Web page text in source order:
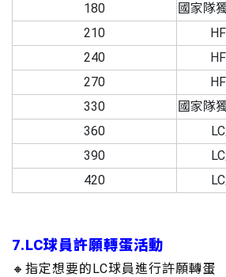
180
國家隊
210
240
270
330
國家隊
360
390
420
7.LC球員許願轉蛋活動
🔸指定想要的LC球員進行許願轉蛋